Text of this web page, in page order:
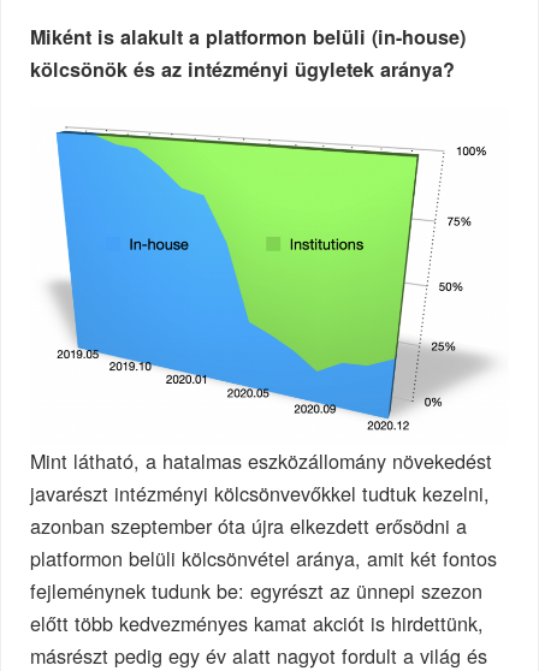
Miként is alakult a platformon belüli (in-house)
kölcsönök és az intézményi ügyletek aránya?
Mint látható, a hatalmas eszközállomány növekedést
javarészt intézményi kölcsönvevőkkel tudtuk kezelni,
azonban szeptember óta újra elkezdett erősödni a
platformon belüli kölcsönvétel aránya, amit két fontos
fejleménynek tudunk be: egyrészt az ünnepi szezon
előtt több kedvezményes kamat akciót is hirdettünk,
másrészt pedig egy év alatt nagyot fordult a világ és